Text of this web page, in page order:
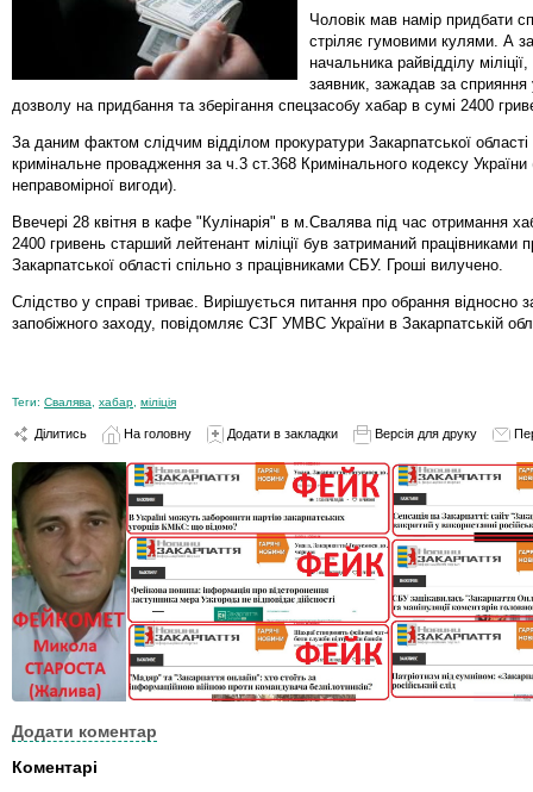
Чоловік мав намір придбати
стріляє гумовими кулями. А
начальника райвідділу
заявник, зажадав за сприяння
дозволу на придбання та зберігання спецзасобу хабар в сумі 2400
За даним фактом слідчим відділом прокуратури Закарпатської
кримінальне провадження за ч.3 ст.368 Кримінального кодексу
неправомірної вигоди).
Ввечері 28 квітня в кафе "Кулінарія" в м.Свалява під час отримання
2400 гривень старший лейтенант міліції був затриманий працівниками
Закарпатської області спільно з працівниками СБУ. Гроші вилучено.
Слідство у справі триває. Вирішується питання про обрання відносно
запобіжного заходу, повідомляє СЗГ УМВС України в Закарпатській
Теги: Свалява хабар міліція
Ділитись На головну Додати в закладки Версія для друку
Додати коментар
Коментарі